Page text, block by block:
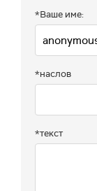
*Ваше име:
*наслов
*текст